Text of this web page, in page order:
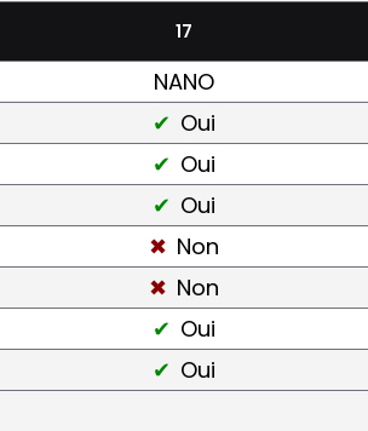
17
NANO
Oui
Oui
Oui
Non
Non
Oui
Oui